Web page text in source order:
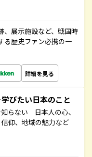
、展示施設など、戦国時
る歴史ファン必携の一
詳細を見る
びたい日本のこと
らない 日本人の心、
仰、地域の魅力など